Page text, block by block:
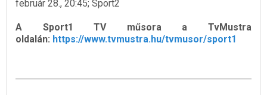
február 28., 20:45; Sport2
A Sport1 TV műsora a TvMustra
oldalán: https://www.tvmustra.hu/tvmusor/sport1